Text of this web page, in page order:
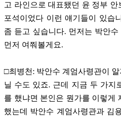
고 라인으로 대표됐던 윤 정부
포석이었다 이런 얘기들이 있습
좀 듣고 싶습니다. 먼저는 박안
먼저 여쭤볼게요.
□최병천: 박안수 계엄사령관이
닐 수도 있죠. 근데 지금 두 가지
를 했냐면 본인은 뭔가를 이렇게
했는데 박안수 계엄사령관과 김